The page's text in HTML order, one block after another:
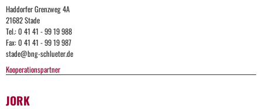
Haddorfer Grenzweg 4A
21682 Stade
Tel.: 0 41 41 - 99 19 988
Fax: 0 41 41 - 99 19 987
stade@bng-schlueter.de
Kooperationspartner
JORK